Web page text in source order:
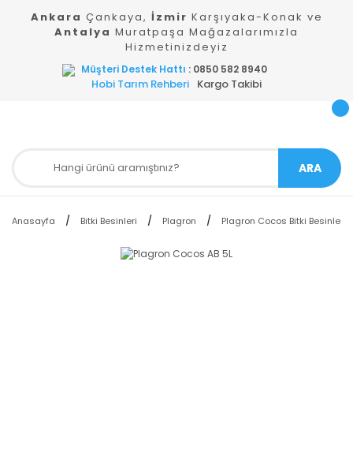
Ankara Çankaya, İzmir Karşıyaka-Konak ve
Antalya Muratpaşa Mağazalarımızla
Hizmetinizdeyiz
Müşteri Destek Hattı : 0850 582 8940
Hobi Tarım Rehberi Kargo Takibi
ARA
Anasayfa Bitki Besinleri Plagron Plagron Cocos Bitki Besinleri